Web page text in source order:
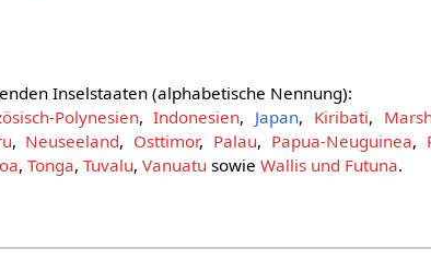
Inselstaaten (alphabetische Nennung):
Polynesien,Indonesien, Japan, Kiribati,
, Neuseeland, Osttimor, Palau, Papua-Neuguinea,
,Tonga,Tuvalu,Vanuatu sowieWallis und Futuna.